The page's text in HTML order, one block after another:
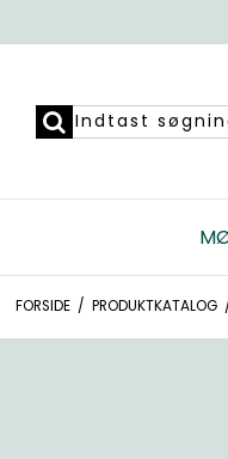
FORSIDE / PRODUKTKATALOG